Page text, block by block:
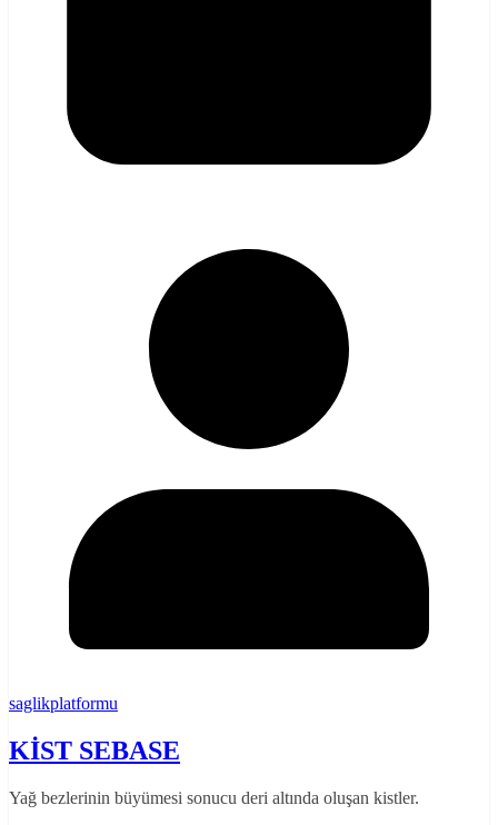
saglikplatformu
KİST SEBASE
Yağ bezlerinin büyümesi sonucu deri altında oluşan kistler.